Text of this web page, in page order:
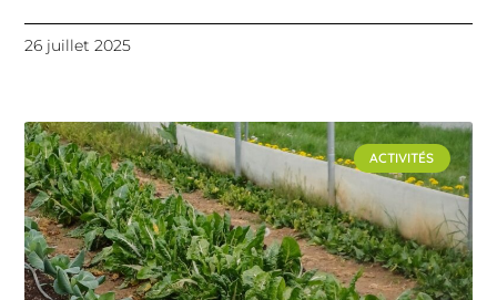
26 juillet 2025
ACTIVITÉS